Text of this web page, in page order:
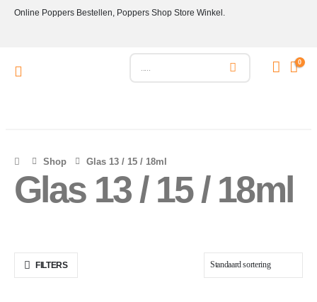
Online Poppers Bestellen, Poppers Shop Store Winkel.
0
Shop Glas 13 / 15 / 18ml
Glas 13 / 15 / 18ml
FILTERS